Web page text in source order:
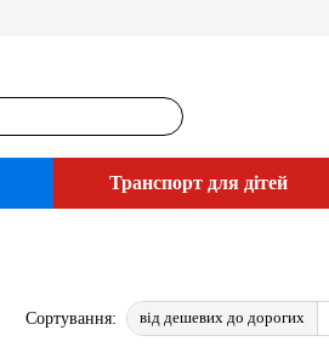
Транспорт для дітей
Сортування: від дешевих до дорогих